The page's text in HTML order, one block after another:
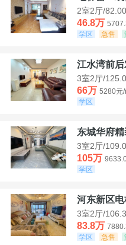
2室2厅/
46.8万
学区
急售
江水湾前
3室2厅/
66万 5280元/
学区
东城华府
3室2厅/
105万
学区
河东新区
3室2厅/
83.8万
学区
急售